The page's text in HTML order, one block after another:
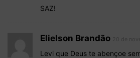
SAZ!
Elielson Brandão
Levi que Deus te abençoe